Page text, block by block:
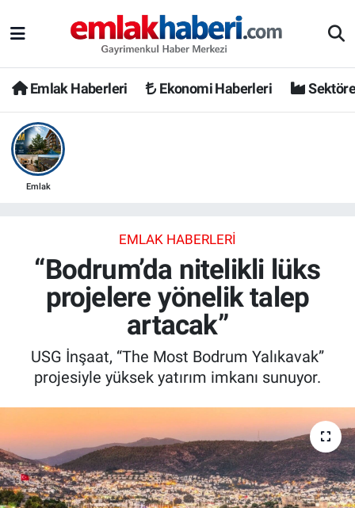
Emlak Haberleri Ekonomi Haberleri
Emlak
EMLAK HABERLERI
“Bodrum’da nitelikli lüks
projelere yönelik talep
artacak”
USG İnşaat, “The Most Bodrum Yalıkavak”
projesiyle yüksek yatırım imkanı sunuyor.